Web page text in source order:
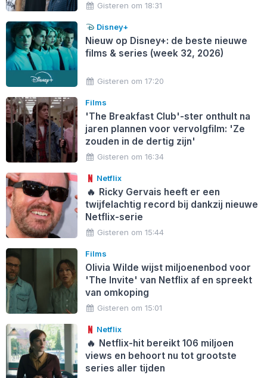
Gisteren om 18:31
Disney+
Nieuw op Disney+: de beste nieuwe
films & series (week 32, 2026)
Gisteren om 17:20
Films
'The Breakfast Club'-ster onthult na
jaren plannen voor vervolgfilm: 'Ze
zouden in de dertig zijn'
Gisteren om 16:34
Netflix
🔥 Ricky Gervais heeft er een
twijfelachtig record bij dankzij nieuwe
Netflix-serie
Gisteren om 15:44
Films
Olivia Wilde wijst miljoenenbod voor
'The Invite' van Netflix af en spreekt
van omkoping
Gisteren om 15:01
Netflix
🔥 Netflix-hit bereikt 106 miljoen
views en behoort nu tot grootste
series aller tijden